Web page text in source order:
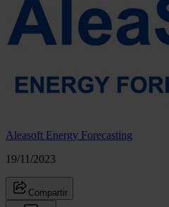
Aleasoft Energy Forecasting
19/11/2023
Compartir